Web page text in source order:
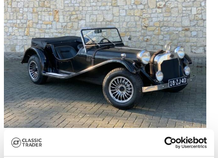
1968 | Ruska Regina